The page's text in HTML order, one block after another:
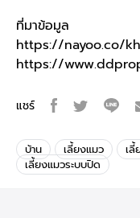
ที่มาข้อมูล
https://nayoo.co/
https://
แชร์
บ้าน เลี้ยงแมว เลี้
เลี้ยงแมวระบบปิด